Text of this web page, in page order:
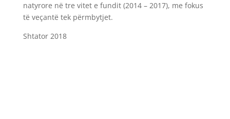
natyrore në tre vitet e fundit (2014 – 2017), me fokus
të veçantë tek përmbytjet.
Shtator 2018